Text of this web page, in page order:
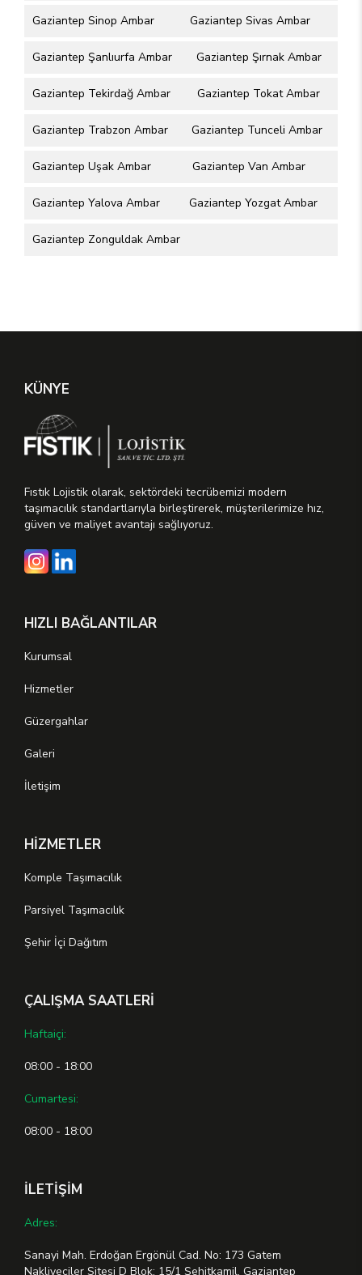
Gaziantep Sinop Ambar Gaziantep Sivas Ambar
Gaziantep Şanlıurfa Ambar Gaziantep Şırnak Ambar
Gaziantep Tekirdağ Ambar Gaziantep Tokat Ambar
Gaziantep Trabzon Ambar Gaziantep Tunceli Ambar
Gaziantep Uşak Ambar Gaziantep Van Ambar
Gaziantep Yalova Ambar Gaziantep Yozgat Ambar
Gaziantep Zonguldak Ambar
KÜNYE
Fıstık Lojistik olarak, sektördeki tecrübemizi modern
taşımacılık standartlarıyla birleştirerek, müşterilerimize hız,
güven ve maliyet avantajı sağlıyoruz.
HIZLI BAĞLANTILAR
Kurumsal
Hizmetler
Güzergahlar
Galeri
İletişim
HİZMETLER
Komple Taşımacılık
Parsiyel Taşımacılık
Şehir İçi Dağıtım
ÇALIŞMA SAATLERİ
Haftaiçi:
08:00 - 18:00
Cumartesi:
08:00 - 18:00
İLETİŞİM
Adres:
Sanayi Mah. Erdoğan Ergönül Cad. No: 173 Gatem
Nakliyeciler Sitesi D Blok: 15/1 Şehitkamil, Gaziantep